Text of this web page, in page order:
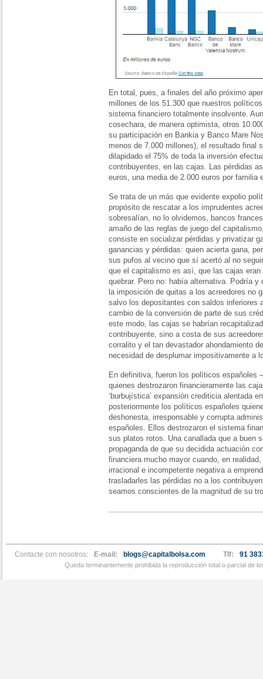
En total, pues, a finales del año próximo
millones de los 51.300 que nuestros
sistema financiero totalmente insolvente.
cosechara, de manera optimista, otros
su participación en Bankia y Banco Mare
menos de 7.000 millones), el resultado final
dilapidado el 75% de toda la inversión
contribuyentes, en las cajas. Las pérdidas
euros, una media de 2.000 euros por familia
Se trata de un más que evidente expolio
propósito de rescatar a los imprudentes
sobresalían, no lo olvidemos, bancos
amaño de las reglas de juego del
consiste en socializar pérdidas y privatizar
ganancias y pérdidas: quien acierta gana,
sus pufos al vecino que sí acertó al no
que el capitalismo es así, que las cajas
quebrar. Pero no: había alternativa. Podría y
la imposición de quitas a los acreedores no
salvo los depositantes con saldos inferiores
cambio de la conversión de parte de sus
este modo, las cajas se habrían
contribuyente, sino a costa de sus
corralito y el tan devastador ahondamiento
necesidad de desplumar impositivamente a
En definitiva, fueron los políticos
quienes destrozaron financieramente las
‘burbujística’ expansión crediticia alentada
posteriormente los políticos españoles
deshonesta, irresponsable y corrupta
españoles. Ellos destrozaron el sistema
sus platos rotos. Una canallada que a buen
propaganda de que su decidida actuación
financiera mucho mayor cuando, en
irracional e incompetente negativa a
trasladarles las pérdidas no a los
seamos conscientes de la magnitud de su
Contacte con nosotros: E-mail: blogs@capitalbolsa.com Tlf: 91
Queda terminantemente prohibida la reproducción total o parcial de